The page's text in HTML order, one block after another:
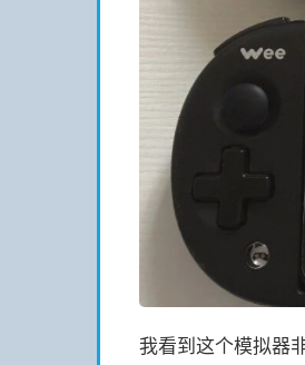
我看到这个模拟器